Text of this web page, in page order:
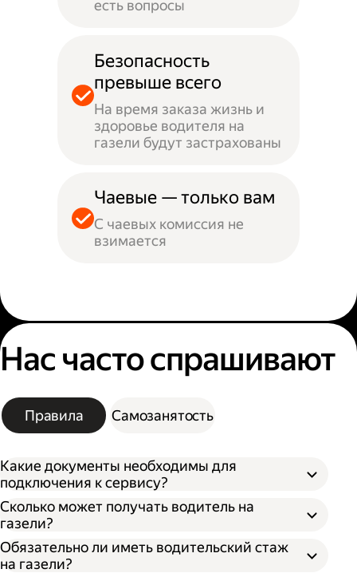
есть вопросы
Безопасность
превыше всего
На время заказа жизнь и
здоровье водителя на
газели будут застрахованы
Чаевые — только вам
С чаевых комиссия не
взимается
Нас часто спрашивают
Правила Самозанятость
Какие документы необходимы для
подключения к сервису?
Сколько может получать водитель на
газели?
Обязательно ли иметь водительский стаж
на газели?